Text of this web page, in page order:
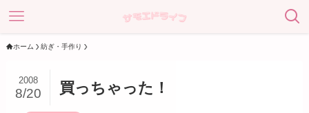
ホーム 紡ぎ・手作り
買っちゃった！
2008
8/20